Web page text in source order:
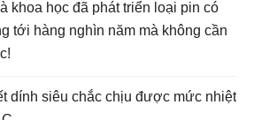
khoa học đã phát triển loại pin có
tới hàng nghìn năm mà không cần
dính siêu chắc chịu được mức nhiệt